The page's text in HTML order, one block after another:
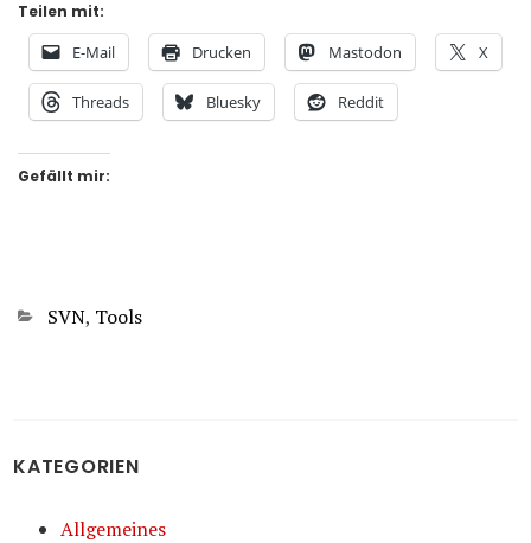
Teilen mit:
E-Mail Drucken Mastodon X
Threads Bluesky Reddit
Gefällt mir:
Kategorien
SVN, Tools
KATEGORIEN
Allgemeines